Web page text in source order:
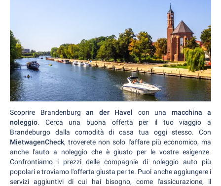
Scoprire Brandenburg an der Havel con una macchina a
noleggio. Cerca una buona offerta per il tuo viaggio a
Brandeburgo dalla comodità di casa tua oggi stesso. Con
MietwagenCheck, troverete non solo l'affare più economico, ma
anche l'auto a noleggio che è giusto per le vostre esigenze.
Confrontiamo i prezzi delle compagnie di noleggio auto più
popolari e troviamo l'offerta giusta per te. Puoi anche aggiungere i
servizi aggiuntivi di cui hai bisogno, come l'assicurazione, il